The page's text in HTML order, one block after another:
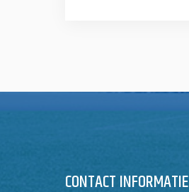
CONTACT INFORMATIE